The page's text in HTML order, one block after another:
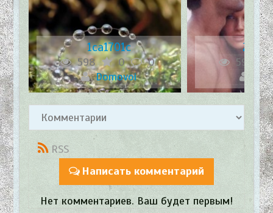
1ca1701c
598 0
0
Domovoi
596
RSS
Написать комментарий
Нет комментариев. Ваш будет первым!